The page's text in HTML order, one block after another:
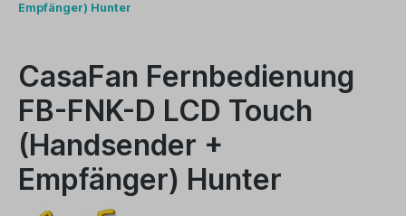
Empfänger) Hunter
CasaFan Fernbedienung
FB-FNK-D LCD Touch
(Handsender +
Empfänger) Hunter